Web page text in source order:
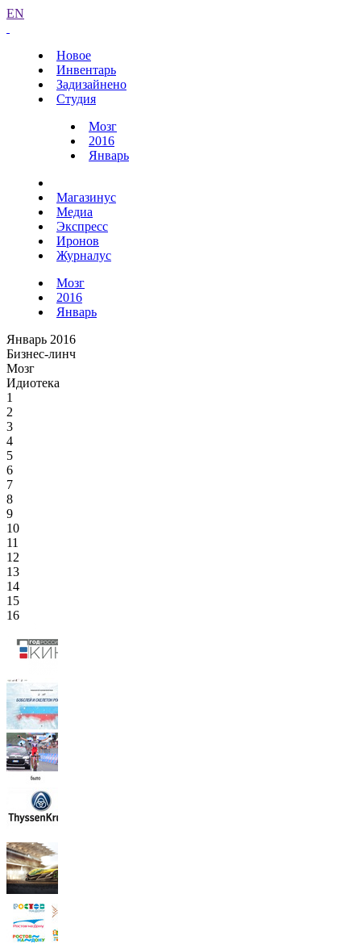
EN
Новое
Инвентарь
Задизайнено
Студия
Мозг
2016
Январь
Магазинус
Медиа
Экспресс
Иронов
Журналус
Мозг
2016
Январь
Январь 2016
Бизнес-линч
Мозг
Идиотека
1
2
3
4
5
6
7
8
9
10
11
12
13
14
15
16